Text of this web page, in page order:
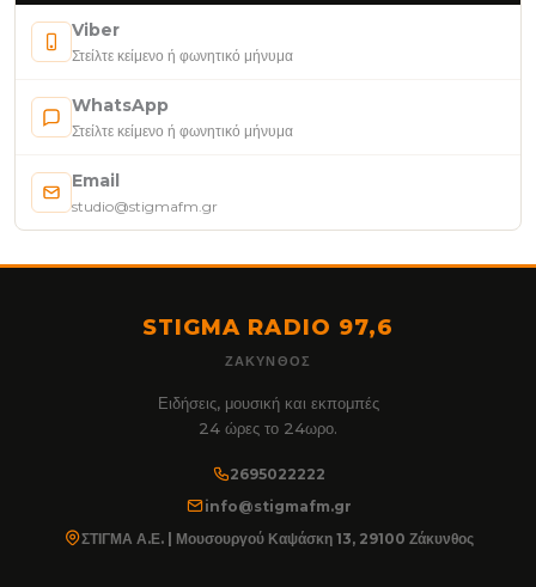
Viber
Στείλτε κείμενο ή φωνητικό μήνυμα
WhatsApp
Στείλτε κείμενο ή φωνητικό μήνυμα
Email
studio@stigmafm.gr
STIGMA RADIO 97,6
ΖΆΚΥΝΘΟΣ
Ειδήσεις, μουσική και εκπομπές
24 ώρες το 24ωρο.
2695022222
info@stigmafm.gr
ΣΤΙΓΜΑ Α.Ε. | Μουσουργού Καψάσκη 13, 29100 Ζάκυνθος